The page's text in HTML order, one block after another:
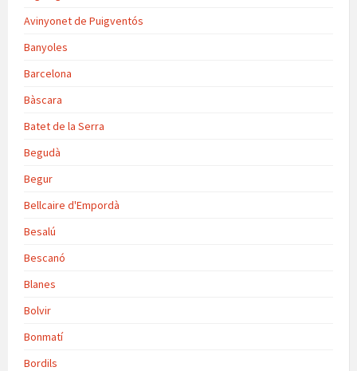
Avinyonet de Puigventós
Banyoles
Barcelona
Bàscara
Batet de la Serra
Begudà
Begur
Bellcaire d'Empordà
Besalú
Bescanó
Blanes
Bolvir
Bonmatí
Bordils